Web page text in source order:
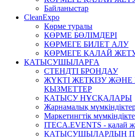
Байланыстар
CleanExpo
Көрме туралы
КӨРМЕ БӨЛІМДЕРІ
КӨРМЕГЕ БИЛЕТ АЛУ
КӨРМЕГЕ ҚАЛАЙ
ҚАТЫСУШЫЛАРҒА
СТЕНДТІ БРОНДАУ
ЖҮКТІ ЖЕТКІЗУ ЖӘНЕ
ҚЫЗМЕТТЕР
ҚАТЫСУ НҰСҚАЛАРЫ
Жарнамалық
Маркетингтік
ITECA.EVENTS - қалай
ҚАТЫСУШЫЛАРДЫҢ